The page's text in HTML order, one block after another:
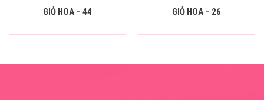
GIỎ HOA – 44 GIỎ HOA – 26